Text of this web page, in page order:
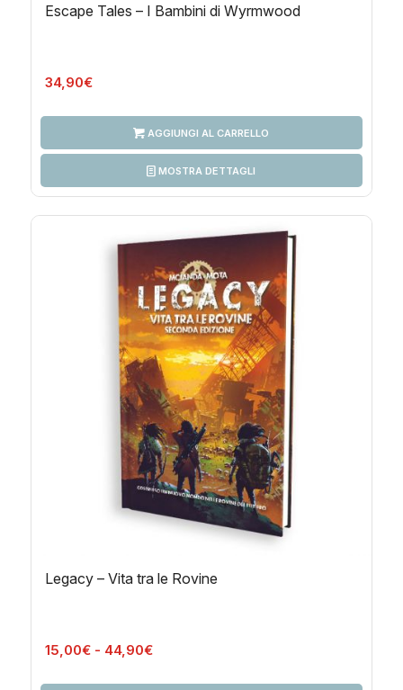
Escape Tales – I Bambini di Wyrmwood
34,90€
AGGIUNGI AL CARRELLO
MOSTRA DETTAGLI
Legacy – Vita tra le Rovine
15,00€ - 44,90€Fascia